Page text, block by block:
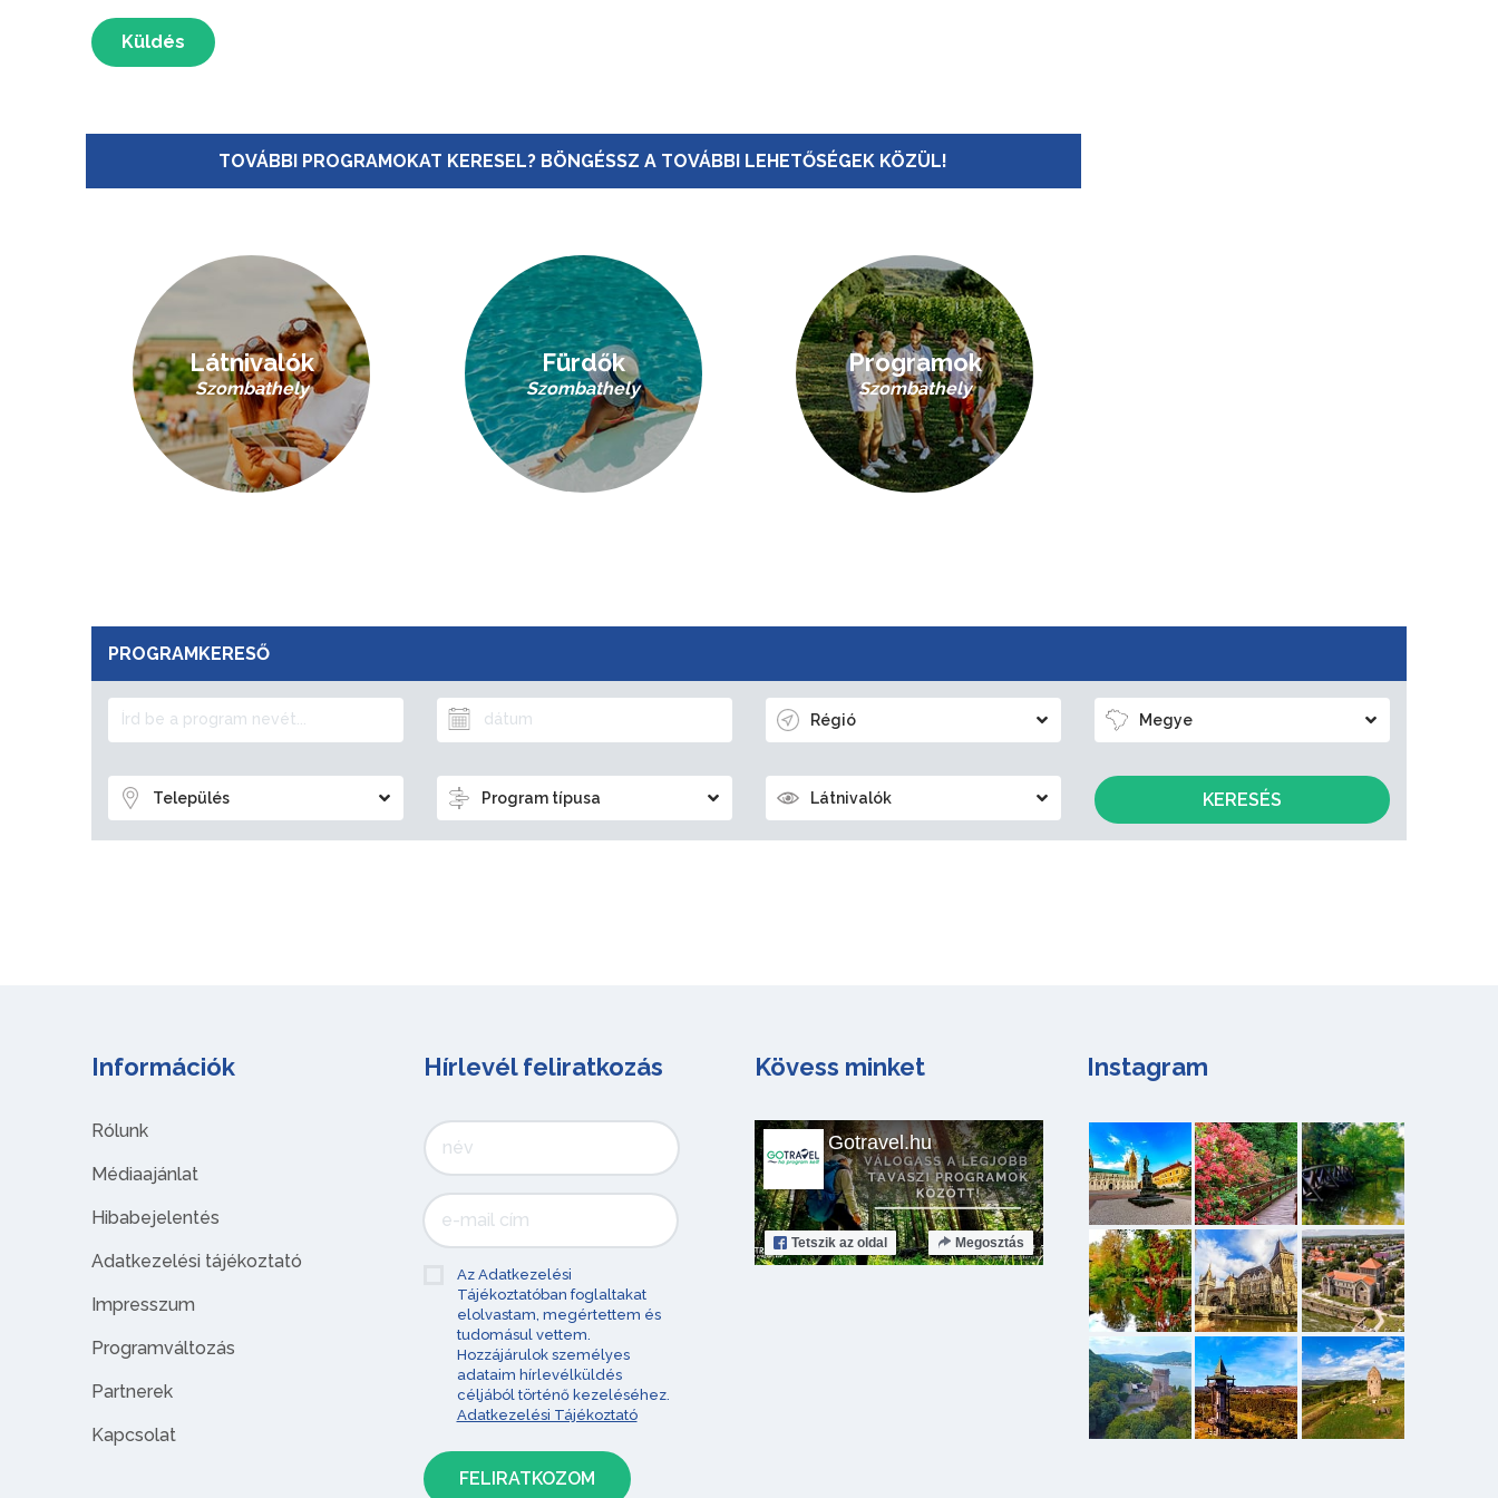
Küldés
TOVÁBBI PROGRAMOKAT KERESEL? BÖNGÉSSZ A TOVÁBBI LEHETŐSÉGEK KÖZÜL!
Látnivalók
Szombathely
Fürdők
Szombathely
Programok
Szombathely
PROGRAMKERESŐ
Régió Megye
Település Program típusa Látnivalók KERESÉS
Információk
Rólunk
Médiaajánlat
Hibabejelentés
Adatkezelési tájékoztató
Impresszum
Programváltozás
Partnerek
Kapcsolat
Hírlevél feliratkozás
Az Adatkezelési
Tájékoztatóban foglaltakat
elolvastam, megértettem és
tudomásul vettem.
Hozzájárulok személyes
adataim hírlevélküldés
céljából történő kezeléséhez.
Adatkezelési Tájékoztató
Kövess minket
Gotravel.hu
Tetszik az oldal Megosztás
Instagram